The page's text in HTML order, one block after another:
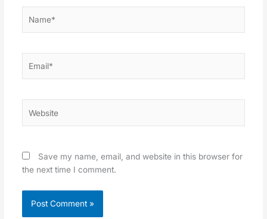
Save my name, email, and website in this browser for
the next time I comment.